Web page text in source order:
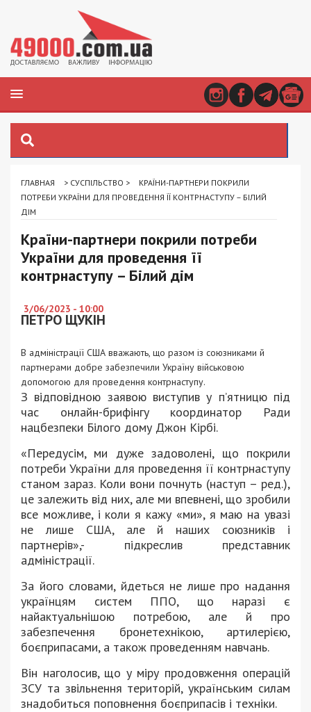
ГЛАВНАЯ > СУСПІЛЬСТВО >
КРАЇНИ-ПАРТНЕРИ ПОКРИЛИ
ПОТРЕБИ УКРАЇНИ ДЛЯ ПРОВЕДЕННЯ ЇЇ КОНТРНАСТУПУ – БІЛИЙ
ДІМ
Країни-партнери покрили потреби
України для проведення її
контрнаступу – Білий дім
3/06/2023 - 10:00
ПЕТРО ЩУКІН
В адміністрації США вважають, що разом із союзниками й
партнерами добре забезпечили Україну військовою
допомогою для проведення контрнаступу.
З відповідною заявою виступив у п’ятницю під
час онлайн-брифінгу координатор Ради
нацбезпеки Білого дому Джон Кірбі.
«Передусім, ми дуже задоволені, що покрили
потреби України для проведення її контрнаступу
станом зараз. Коли вони почнуть (наступ – ред.),
це залежить від них, але ми впевнені, що зробили
все можливе, і коли я кажу «ми», я маю на увазі
не лише США, але й наших союзників і
партнерів»,- підкреслив представник
адміністрації.
За його словами, йдеться не лише про надання
українцям систем ППО, що наразі є
найактуальнішою потребою, але й про
забезпечення бронетехнікою, артилерією,
боєприпасами, а також проведенням навчань.
Він наголосив, що у міру продовження операцій
ЗСУ та звільнення територій, українським силам
знадобиться поповнення боєприпасів і техніки.